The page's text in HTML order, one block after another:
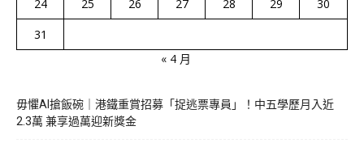
24
25 26 27 28 29
30
31
« 4 月
毋懼AI搶飯碗｜港鐵重賞招募「捉逃票專員」！中五學歷月入近
2.3萬 兼享過萬迎新獎金